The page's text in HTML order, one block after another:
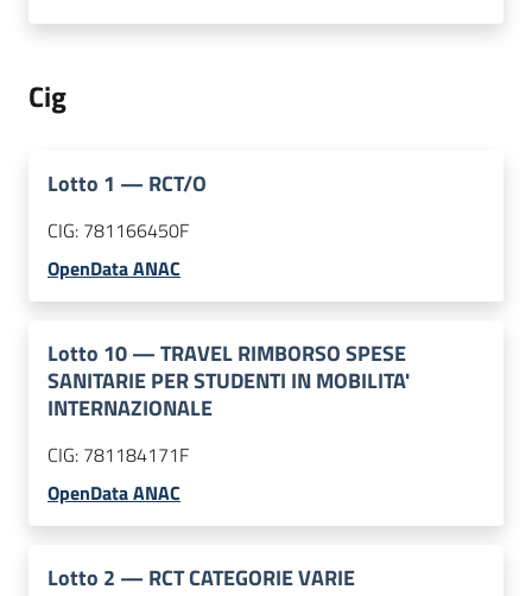
Cig
Lotto 1 — RCT/O
CIG: 781166450F
OpenData ANAC
Lotto 10—TRAVEL RIMBORSO SPESE
SANITARIE PER STUDENTI IN MOBILITA'
INTERNAZIONALE
CIG: 781184171F
OpenData ANAC
Lotto 2 — RCT CATEGORIE VARIE